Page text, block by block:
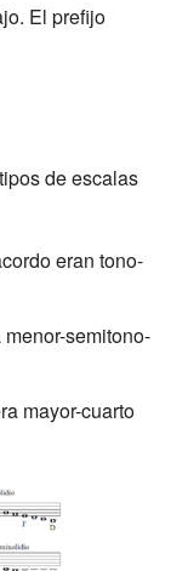
El prefijo
de escalas
eran tono-
semitono-
mayor-cuarto